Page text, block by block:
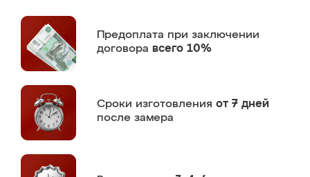
Предоплата при заключении
договора всего 10%
Сроки изготовления от 7 дней
после замера